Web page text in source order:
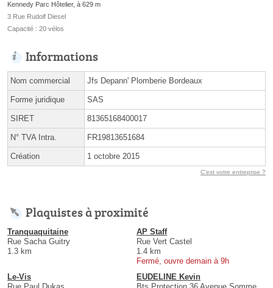
Kennedy Parc Hôtelier, à 629 m
3 Rue Rudolf Diesel
Capacité : 20 vélos
Informations
Nom commercial Jfs Depann' Plomberie Bordeaux
Forme juridique SAS
SIRET 81365168400017
N° TVA Intra. FR19813651684
Création 1 octobre 2015
C'est votre entreprise ?
Plaquistes à proximité
Tranquaquitaine
Rue Sacha Guitry
1.3 km
AP Staff
Rue Vert Castel
1.4 km
Fermé, ouvre demain à 9h
Le-Vis
EUDELINE Kevin